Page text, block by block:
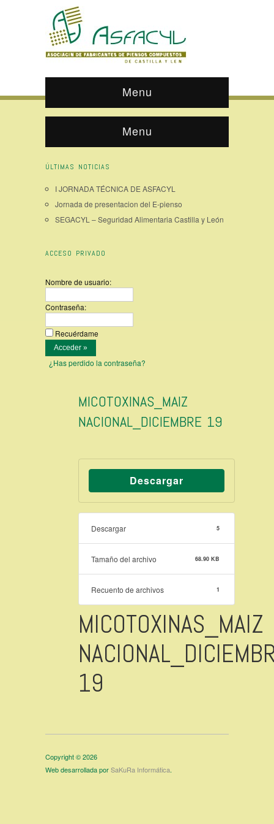
Menu
Menu
ÚLTIMAS NOTICIAS
I JORNADA TÉCNICA DE ASFACYL
Jornada de presentacion del E-pienso
SEGACYL – Seguridad Alimentaria Castilla y León
ACCESO PRIVADO
Nombre de usuario:
Contraseña:
Recuérdame
¿Has perdido la contraseña?
MICOTOXINAS_MAIZ
NACIONAL_DICIEMBRE 19
Descargar
Descargar 5
Tamaño del archivo 68.90 KB
Recuento de archivos 1
MICOTOXINAS_MAIZ
19
Copyright © 2026
Web desarrollada porSaKuRa Informática.